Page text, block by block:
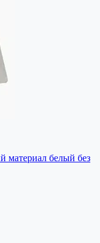
материал белый без